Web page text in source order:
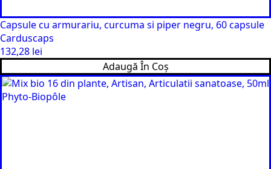
Capsule cu armurariu, curcuma si piper negru, 60 capsule
Carduscaps
132,28 lei
Adaugă În Coș